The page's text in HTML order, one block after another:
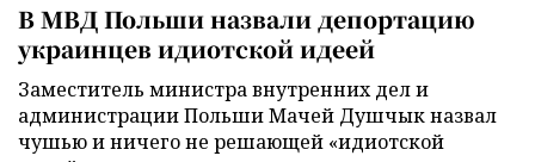
В МВД Польши назвали депортацию
украинцев идиотской идеей
Заместитель министра внутренних дел и
администрации Польши Мачей Душчык назвал
чушью и ничего не решающей «идиотской